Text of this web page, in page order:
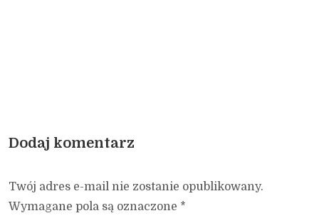
Dodaj komentarz
Twój adres e-mail nie zostanie opublikowany.
Wymagane pola są oznaczone *